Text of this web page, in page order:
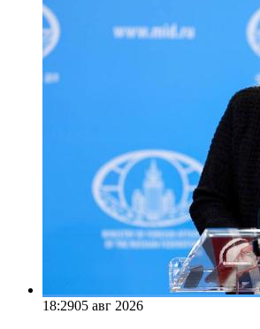
18:2905 авг 2026